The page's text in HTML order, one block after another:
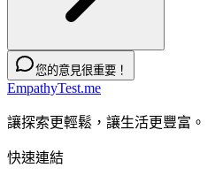
您的意見很重要！
EmpathyTest.me
讓探索更輕鬆，讓生活更豐富。
快速連結